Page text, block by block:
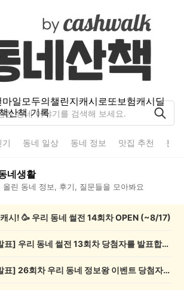
마일모두의챌린지캐시로또보험캐시딜
산책 기록
기 동네 일상 동네 정보 맛집 추천 분
네생활
올린 동네 정보, 후기, 질문들을 모아봐요
시! 🥳 우리 동네 썰전 14회차 OPEN (~8/17)
💰[당첨자 발표] 우리 동네 썰전 13회차 당첨자를 발표합니다!
💰[당첨자 발표] 26회차 우리 동네 정보왕 이벤트 당첨자를 발표합니다!